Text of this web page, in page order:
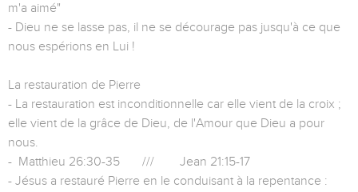
m'a aimé"
- Dieu ne se lasse pas, il ne se décourage pas jusqu'à ce que
nous espérions en Lui !
La restauration de Pierre
- La restauration est inconditionnelle car elle vient de la croix ;
elle vient de la grâce de Dieu, de l'Amour que Dieu a pour
nous.
- Matthieu 26:30-35 /// Jean 21:15-17
- Jésus a restauré Pierre en le conduisant à la repentance :